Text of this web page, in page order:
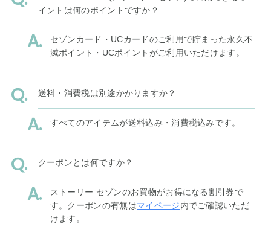
イントは何のポイントですか？
セゾンカード・UCカードのご利用で貯まった永久不
滅ポイント・UCポイントがご利用いただけます。
送料・消費税は別途かかりますか？
すべてのアイテムが送料込み・消費税込みです。
クーポンとは何ですか？
ストーリー セゾンのお買物がお得になる割引券で
す。クーポンの有無はマイページ内でご確認いただ
けます。